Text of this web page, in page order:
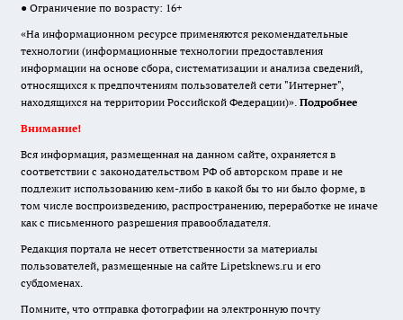
● Ограничение по возрасту: 16+
«На информационном ресурсе применяются рекомендательные
технологии (информационные технологии предоставления
информации на основе сбора, систематизации и анализа сведений,
относящихся к предпочтениям пользователей сети "Интернет",
находящихся на территории Российской Федерации)». Подробнее
Внимание!
Вся информация, размещенная на данном сайте, охраняется в
соответствии с законодательством РФ об авторском праве и не
подлежит использованию кем-либо в какой бы то ни было форме, в
том числе воспроизведению, распространению, переработке не иначе
как с письменного разрешения правообладателя.
Редакция портала не несет ответственности за материалы
пользователей, размещенные на сайте Lipetsknews.ru и его
субдоменах.
Помните, что отправка фотографии на электронную почту